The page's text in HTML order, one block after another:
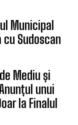
Municipal
Sudoscan
Mediu și
unui
la Finalul